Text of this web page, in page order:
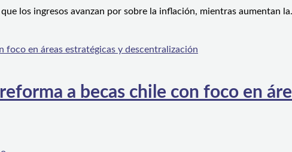
los ingresos avanzan por sobre la inflación, mientras aumentan
a becas chile con foco en